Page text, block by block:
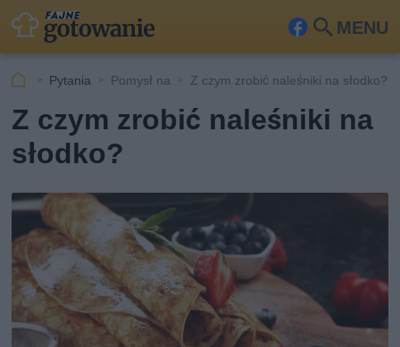
MENU
Fa
ceb
ook
Szu
kaj
Pytania Pomysł na Z czym zrobić naleśniki na słodko?
Z czym zrobić naleśniki na
słodko?